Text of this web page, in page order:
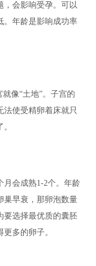
，会影响受孕。可以
。年龄是影响成功率
像“土地”。子宫的
法使受精卵着床就只
月会成熟1-2个。年龄
巢早衰，那卵泡数量
要选择最优质的囊胚
多的卵子。